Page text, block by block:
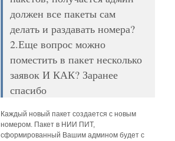
должен все пакеты сам
делать и раздавать номера?
2.Еще вопрос можно
поместить в пакет несколько
заявок И КАК? Заранее
спасибо
Каждый новый пакет создается с новым
номером. Пакет в НИИ ПИТ,
сформированный Вашим админом будет с